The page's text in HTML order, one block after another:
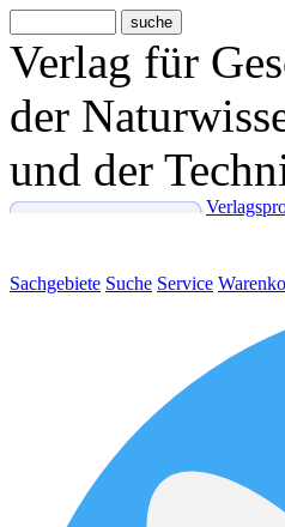
Verlag für
der
und der
Sachgebiete Suche Service